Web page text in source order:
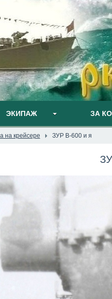
ЭКИПАЖ ЗА
на крейсере ЗУР В-600 и я